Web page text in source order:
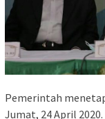
Pemerintah
Jumat, 24 April